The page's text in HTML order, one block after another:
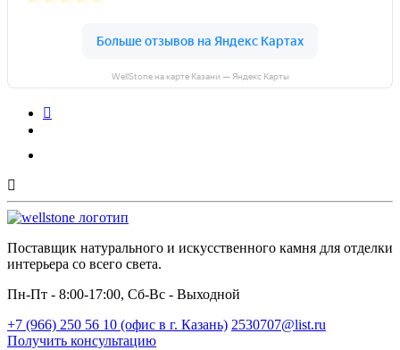
WellStone на карте Казани — Яндекс Карты
Поставщик натурального и искусственного камня для отделки
интерьера со всего света.
Пн-Пт - 8:00-17:00, Сб-Вс - Выходной
+7 (966) 250 56 10 (офис в г. Казань) 2530707@list.ru
Получить консультацию